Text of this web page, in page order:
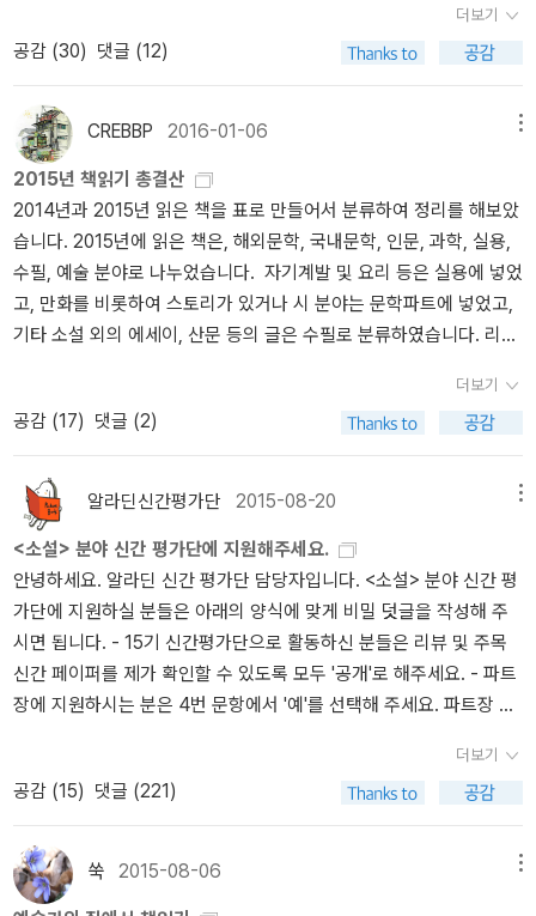
현재의 러시아 정치 체제를 어떻게 규정하나? 전제적 민주주의? 민주
주의적 군주제? 마피아 집단의 과두제? 아니면 무엇인가? 리모노프:
스탈린은 NKVD를 등에 업고 폭력을 통해 권력을 유지했고, 푸틴은
지금 거짓말을 통해 권력을 유지하고 있다. 러시아적 특수성을 지닌
특별한 형태의 민주주의를 운영하는 시늉만 할 뿐, 실상은 경찰 국가,
거짓말의 제국이다. Books: 현재 러시아에서 지식인들이 나름의 역
할을 하고 있다고 보나? 리모노프: 엄밀히 말해 <지식인>이라는 타이
틀을 주장할 수 있는 사람은 러시아에 나밖에 없다. 인텔리겐차 전체
가 <공산주의>니 <자유주의>니 하는 케케묵은 생각들을 우려먹고
있다. 그게 지금의 현실이다. 새로운 사상을 만드는 사람, 내가 생각하
ooks: 당신은 지금도 스스로 민족볼셰비키주의자라고 생각하나? 리
모노프: 나는 현재 <드루가야 러시아>의 집행 위원장을 맡고 있다. 민
족볼셰비키당은 2007년 4월 19일, 모스크바 법원의 판결로 활동이
금지됐다. 민족볼셰비키당의 당원이었다는 죄로 시민들이 체포돼 재
판을 받았고, 지금까지 옥살이를 하고 있다.
한다. 모두가 평등한 세상? 그러나 인간의 욕심 때문에 파이를 균등하
게 나눈다는 것은 실현되기 어려운 일이라고 생각한다. 그래서 파이
은 지극히 순진한 사람일 수도 있다는 생각이 든다.) 공산주의에 대해
표현되어 있는 부분을 읽으면서 공감했다.공산주의가 끔찍한 짓도 했
다. 동의한다. 하지만 나치즘과는 달랐다. 서방 지식인들이 이제 아주
당연하게 두 가지를 동일시하는 것은 모욕이다. 공산주의는 위대하고
영웅적이며 아름다운 어떤 것, 인간을 신뢰하고 인간에게 신뢰를 준
어떤 것이었다. 그 속에는 순결함이 있었다. 리모노프는 시대의 변화
와 함께 몰락의 길을 걷는다. 그는 공산주의를 신봉하는 인물이었다.
리모노프라는 인물을 통해 러시아의 시대 변화, 러시아 민중의 내면
의 혼란을 들여다볼 수 있었다는 생각이 든다. 낭만 서점이라는 책 팟
캐스트를 들으며 리모노프라는 인물에 대한 호기심이 생긴 것은 정이
현 작가가 읽은 엠마뉘엘 카레르의 리모노프에 대한 다음과 같은 묘
다고 생각한다. 여러 번 넘어지고 의지가지 없이 절망스러운 상황에
서도 그토록 망가지고, 처절하게 외롭고 곤궁해도, 역정의 삶을 선택
한 사람이 필연적으로 치러야 하는 대가일 뿐이라고 생각하며 언제나
힘을 얻고, 언제나 털고 일어서고, 언제나 다시 전진한 것은 내가 리모
노프를 존경스럽게 생각하는 점이다. (214쪽) 남을 함부로 판단하지
않고 질투를 숨기지 않으며, 가식이라곤 찾아볼 수 없는 사람. 그러면
서도 내적으로는 외롭고 불안해하기도 하고, 또 그러면서도 늘 앞으
로 나아가고자 하는 의지를 멈추지 않고 희망을 놓지 않았던 사람이
모노프를 비꼬고 있다고 생각했는데 책을 읽고 나서는 순수하게 긍정
적으로 평가한 것 같다는 생각이 들었다. 결함이 없는 사람은 없으니
한 것은 독특한 점인 것 같기도 하지만 리모노프와 작가가 그런 점에
서는 (남을 함부로 판단하지 않는다는 점에서는) 통하는 데가 있다는
생각도 들었다. 원래 사람은 자신과 좀 닮은 구석이 있는 사람을 좋아
이쪽이 던지면 저쪽이 주워서 되던지기도 했다나.그렇게 해서 수류탄
름까지 지어주었다는 거다. 조지 오웰 책은 워낙 예전에 읽어서 기억
도 나지 않지만, 뭐, 그런 이야기가 있다고 하니 일단 적어보기는 해야
되겠다. <카탈로니아 찬가>는 대의명분을 위해 모인 여러 세력이 서
로 퉁수쳤던 이야기로도 기억해서 어쩐지 요즘 부쩍 생각이 났었다.
그나저나 가지이 모토지로는 또 다른 단편에서 '벚꽃이 활짝 핀 나무
밑에는 사람 시체가 묻혀 있다'는 사뭇 도시전설스러운 이야기를 내
놓은 것으로도 유명하다. 3월이 되어도 날씨가 쌀쌀해서 과연 봄이
올까 싶었는데, 황사도 가시고 벚꽃도 피어난 듯하니 가까운 공원에
한 번 나가봐야겠다. 물론 산불 뉴스를 며칠째 본 다음이니 마음도 가
볍지는 않다만...
협소해서 지나치려 했다가 최근 『우주만화』 보완한 『모든 우주만화』
가 나와서 칼비노를 새로 다 읽어보기로 결심. 내년 독서 계획!『모든
우주만화』 내고 『우주만화』 절판시켰던데 세트를 이런 식으로 내는
건 굉장히 error좋아하는 작가 이탈로 칼비노 전집이니까 참습니다.
좋아라 하는 『보이지 않는 도시들』 표지가 황금색이라 아, 눈부신 자
태에 현기증~~ 세계문학전집으로 가지고 있는 건 팔아야겠습니다ㅋ
ㅋ 여러 판본의 『우주만화』도 이미 내놨습니다.책으로 교양과 인테리
어를 다 잡겠다ㅋㅋ!양장본의 위엄! 세트의 위엄! 매우 위엄하구나!
● 혼자 놀기의 달인 - 보라 도서를 찾아라 하나하나가
작은 나무 같은 이파리들은ㅡ여기서 프랙털 이론을 말하면 감성 떨어
지므로 넘어가자ㅡ 항상 마음을 설레게 해. 간신히 붙어있던 잎도 다
책놀이 발동ㅋ보라 도서를 찾아보았다. 생각보다 별로 없네😑 이러
다 나중에 또 발견하고 우쒸~ 하겠지. 벌써 강렬한 보랏빛의 프로이
트 『문명 속의 불만』을 발견하고 아차! 김상욱
『떨림과 울림』 데스크매트 멋지죠^^! ● 겨울밤엔 이런 책 - 김상욱
『떨림과 울림』 오, 2018 올해의 책 순위권에 들어가도 손색없을 책.
별 ★★★★ 주고 들어갑니다. 다 읽고 별 다섯 다 줄지 판단하겠습니
다.철학적이면서 문학적이기도 한 물리학 책. 비유력은 좀 떨어지지
만(p54 '로미오와 줄리엣과 이몽룡과 성춘향' 비교, p64 '호랑이' 형
상) 쉽게 전달하는 건 장점입니다.부산 편 2에서 예술 애호를 피력했
던 게 이해가 됩니다. 대단히 감수성이 풍부한 물리학자.알쓸신잡 3
에서 말했던 내용들도 속속 나오고 있네요ㅎ 미터법 기준, 빅뱅이론
에서 허블 vs 조르주 르메르트 얘기, 스티븐 호킹 명언 '만약 우리가
성의 최종적인 승리가 될 것이다. 그때에야 비로소 우리는 신의 마음
적 사고를 마치 사유의 침략자처럼 취급하는 건 대단히 보수적인 태
도라고 저는 생각합니다. 다윈의 『종의 기원』을 인간 모독으로 여겼
더보기
공감 (30) 댓글 (12)
CREBBP 2016-01-06
2015년 책읽기 총결산
2014년과 2015년 읽은 책을 표로 만들어서 분류하여 정리를 해보았
습니다. 2015년에 읽은 책은, 해외문학, 국내문학, 인문, 과학, 실용,
수필, 예술 분야로 나누었습니다. 자기계발 및 요리 등은 실용에 넣었
고, 만화를 비롯하여 스토리가 있거나 시 분야는 문학파트에 넣었고,
기타 소설 외의 에세이, 산문 등의 글은 수필로 분류하였습니다. 리뷰
만 읽고 리뷰를 안쓴 것을 퉁치면 대략 그정도 선의 책을 읽었다고 생
각됩니다. 제가 태어나서 가장 책을 많이 읽은 해입니다. 과학책을 많
이 읽기 시작한지가 2015년부터이기 때문에 작년에 읽은 과학책의
갯수 43권 대부분은 모두 제게는 신선했고 무척 흥미로왔습니다. 출
판사별로 다시 재분류를 해보았는데, 김영사의 책을 가장 많이 읽었
고(5권) 사이언스북스, 해나무, 에이도스, 시공사가 각각 2~3권 외에
는 모두 여러 출판사의 책들을 골고루 읽었습니다. 김영사의 책 5개
(<마음의 미래> - 미치오 카쿠, <생명 그 자체> -프랜시스 크릭, <수
학, 생각의 기술> -박종하 저, <외계지성체의 방문과 인류종말의 문
제에 관하여> -최준식,지영해 공저, <유전자, 당신이 결정한다> - 샤
론 모알렘) 모두 유용한 책이었고, 그 중 두꺼웠던 미치오 카쿠의 마
계적으로 분류하여 매우 쉽고 모두가 알아들을 수 있는 언어로 기술
한 점이 매우 좋았는데, 그 방대한 양을 문서에만 의존하지 않고 선도
하는 기술 과학자들과 직접 인터뷰하여 일상언어로 기술한 점이 매우
인상적이었습니다. 프랜시스 크릭의 생명 그 자체, 박종하의 수학 생
각의 기술, 그리고 샤론 모알렘의 유전자 당신이 결정한다 모두 인상
더보기
공감 (17) 댓글 (2)
알라딘신간평가단 2015-08-20
<소설> 분야 신간 평가단에 지원해주세요.
안녕하세요. 알라딘 신간 평가단 담당자입니다. <소설> 분야 신간 평
가단에 지원하실 분들은 아래의 양식에 맞게 비밀 덧글을 작성해 주
시면 됩니다. - 15기 신간평가단으로 활동하신 분들은 리뷰 및 주목
신간 페이퍼를 제가 확인할 수 있도록 모두 '공개'로 해주세요. - 파트
장에 지원하시는 분은 4번 문항에서 '예'를 선택해 주세요. 파트장 관
들도 지원해주셔도 좋습니다 :) 단, 파트장 지원 여부가 당락에 결정
을 미치지는 않습니다. =========================
======================================
============================== 1. 간단한 소개
및 하고 싶은 말을 남겨 주세요.2. 최근 작성한 리뷰 주소를 남겨 주세
더보기
공감 (15) 댓글 (221)
쑥 2015-08-06